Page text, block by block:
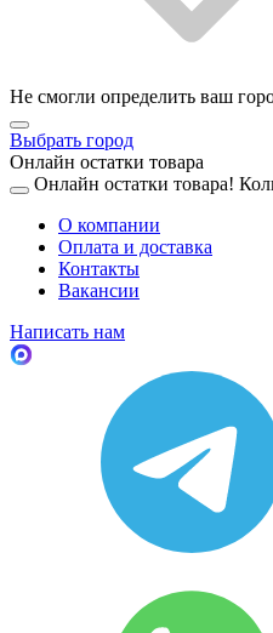
Не смогли определить ваш
Выбрать город
Онлайн остатки товара
Онлайн остатки товара!
О компании
Оплата и доставка
Контакты
Вакансии
Написать нам